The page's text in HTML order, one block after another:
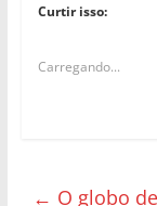
Curtir isso:
Carregando...
← O globo